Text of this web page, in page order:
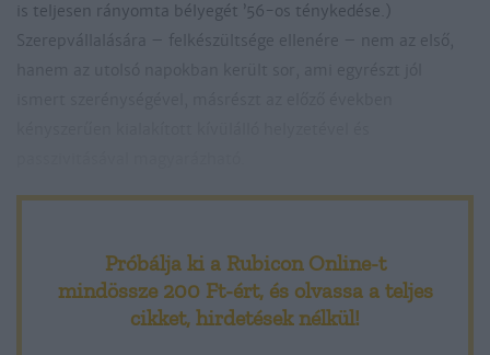
is teljesen rányomta bélyegét ’56-os ténykedése.)
Szerepvállalására – felkészültsége ellenére – nem az első,
saját elbeszélésére támaszkodom, amelyet a Huszár Tibor és
Hanák Gábor által készített interjúsorozat rögzített, s
amelyet levelekkel és dokumentumokkal egészítettünk ki az
Próbálja ki a Rubicon Online-t
mindössze 200 Ft-ért, és olvassa a teljes
cikket, hirdetések nélkül!